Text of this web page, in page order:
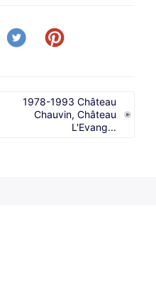
1978-1993 Château
Chauvin, Château
L'Evang...